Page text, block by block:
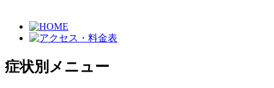
症状別メニュー